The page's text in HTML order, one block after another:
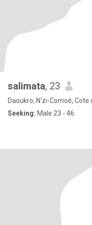
salimata, 23
Daoukro, N'zi-Comoé, Cote
Seeking: Male 23 - 46